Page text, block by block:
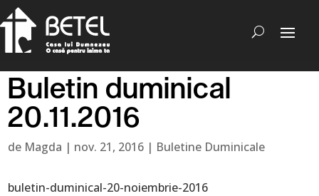
Buletin duminical
20.11.2016
de Magda | nov. 21, 2016 | Buletine Duminicale
buletin-duminical-20-noiembrie-2016